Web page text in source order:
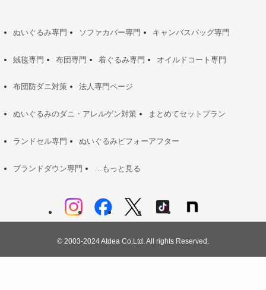
ぬいぐるみ専門 ソファカバー専門 キャンバスバッグ専門
絨毯専門 布団専門 着ぐるみ専門 オイルドコート専門
布団防ダニ対策 法人専門ページ
ぬいぐるみのダニ・アレルゲン対策 まとめてセットプラン
ランドセル専門 ぬいぐるみビフォーアフター
ブランドダウン専門 …もっと見る
© 2003-2024 Atdea Co.Ltd. All rights Reserved.